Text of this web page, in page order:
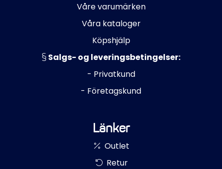
Våre varumärken
Våra kataloger
Köpshjälp
Salgs- og leveringsbetingelser:
- Privatkund
- Företagskund
Länker
Outlet
Retur